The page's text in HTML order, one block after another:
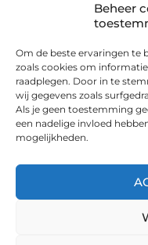
Beheer
Om de beste ervaringen te
zoals cookies om
raadplegen. Door in te
wij gegevens zoals
Als je geen toestemming
een nadelige invloed
mogelijkheden.